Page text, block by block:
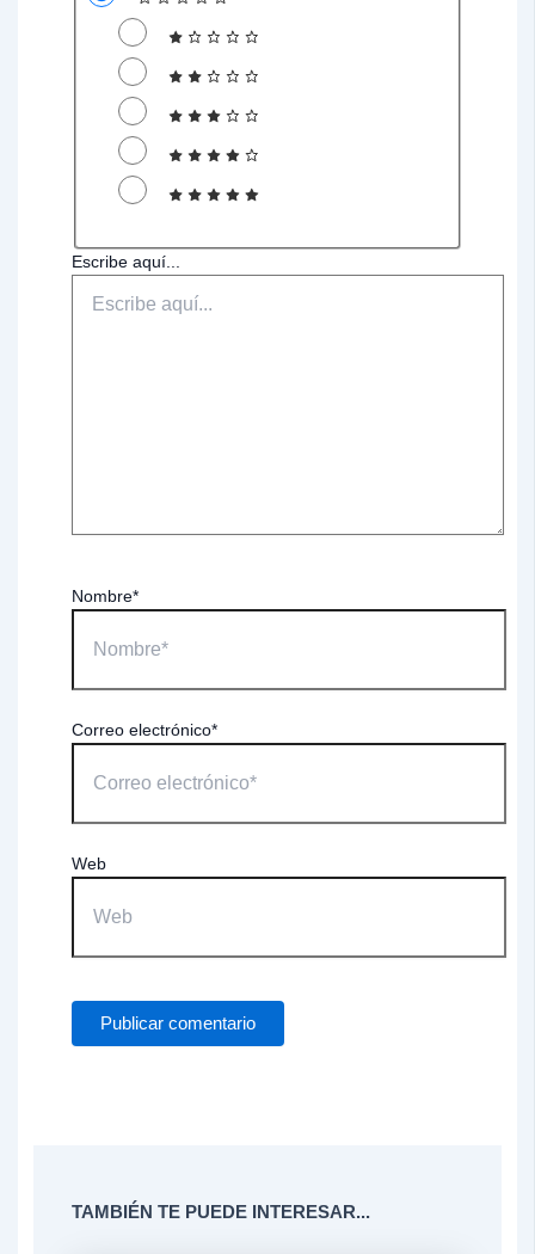
Escribe aquí...
Nombre*
Correo electrónico*
Web
TAMBIÉN TE PUEDE INTERESAR...